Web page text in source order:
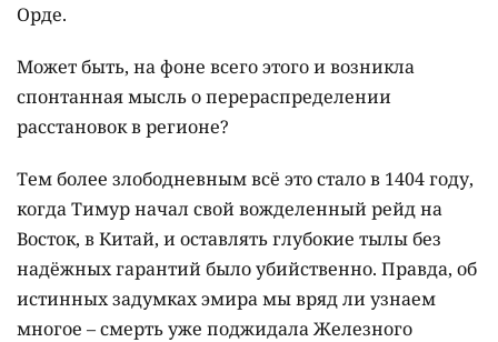
Орде.
Может быть, на фоне всего этого и возникла
спонтанная мысль о перераспределении
расстановок в регионе?
Тем более злободневным всё это стало в 1404 году,
когда Тимур начал свой вожделенный рейд на
Восток, в Китай, и оставлять глубокие тылы без
надёжных гарантий было убийственно. Правда, об
истинных задумках эмира мы вряд ли узнаем
многое – смерть уже поджидала Железного